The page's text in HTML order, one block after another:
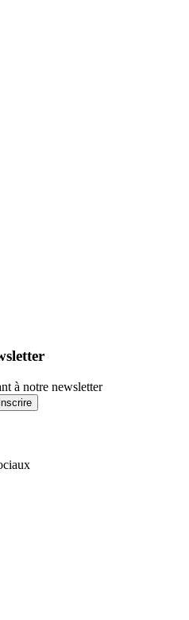
à notre newsletter